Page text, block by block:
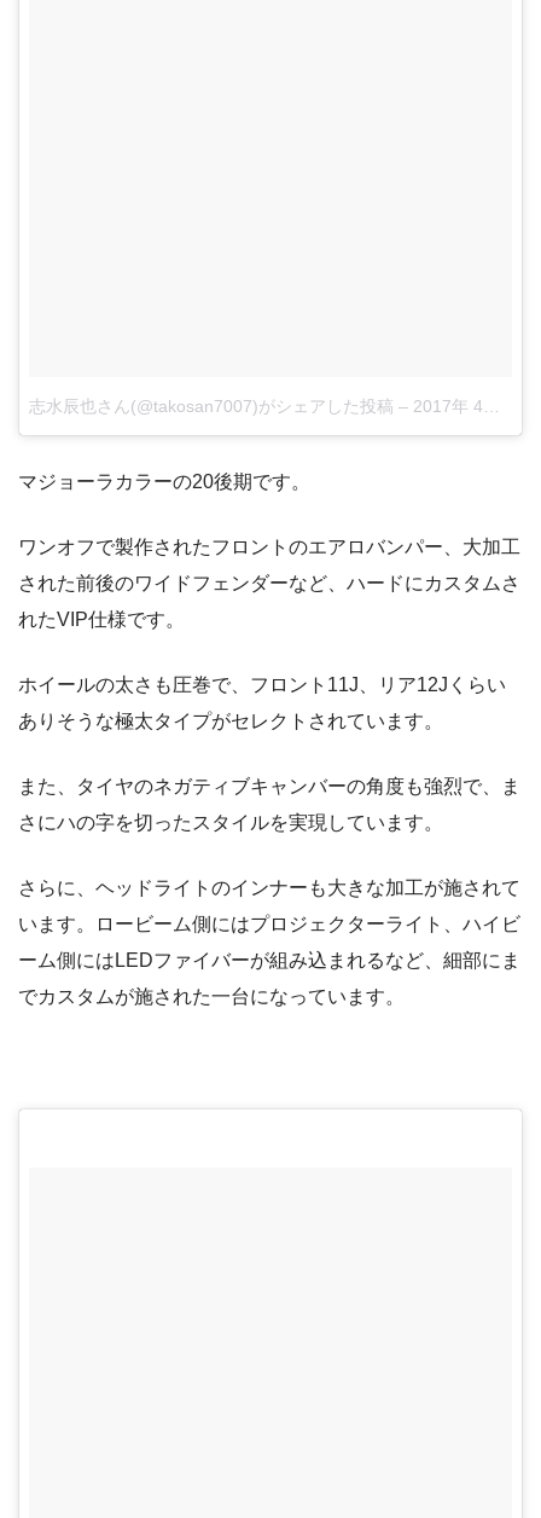
志水辰也さん(@takosan7007)がシェアした投稿 – 2017年 4月月7日午前7時55分PDT
マジョーラカラーの20後期です。
ワンオフで製作されたフロントのエアロバンパー、大加工
された前後のワイドフェンダーなど、ハードにカスタムさ
れたVIP仕様です。
ホイールの太さも圧巻で、フロント11J、リア12Jくらい
ありそうな極太タイプがセレクトされています。
また、タイヤのネガティブキャンバーの角度も強烈で、ま
さにハの字を切ったスタイルを実現しています。
さらに、ヘッドライトのインナーも大きな加工が施されて
います。ロービーム側にはプロジェクターライト、ハイビ
ーム側にはLEDファイバーが組み込まれるなど、細部にま
でカスタムが施された一台になっています。